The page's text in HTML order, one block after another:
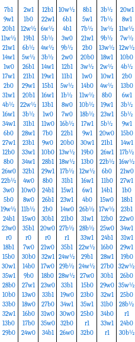
7b1
9w1
20b1
11w½
21w1
14w1
1w0
17w1
2b0
31w1
4b½
16w1
34w1
6b0
27w1
12b0
8b0
26w0
22b½
3w0
5b0
19w½
24b1
23w0
r0
18b1
15b0
30w1
35w1
28b0
10b0
33b0
32w1
13b0
29b0
2w1
1b0
12w½
19b1
6b½
5w½
26b1
21b1
29w1
20b1
22w½
3b½
31b1
28w1
23b1
33w1
34w1
32b1
4w0
10w0
8w0
11b½
15w0
35b1
r0
7w0
30b0
14b0
9b0
27w1
13w0
18w0
16b0
17b0
24w0
12b1
22w1
6w½
5b½
4w½
3b½
14w1
19w1
15b1
16w1
13b1
1w0
11w0
7b0
9w0
10b0
28b1
29w1
8b0
24b1
26b1
2b0
30b1
20w0
r0
21w0
32w1
17w0
18b0
23w0
33b1
27b0
31w0
35w0
34b1
10w½
6b1
4b1
3w0
9b½
2w0
12b1
11b1
5w½
1b½
8w0
7w0
16b½
22b1
20b0
13w½
18w½
17b½
31b1
15w1
23w1
14w0
21b0
27b½
r1
35b1
24w½
29b½
28w½
33b1
19w0
34w1
30w0
32b0
26w0
8b1
5w1
7b½
21w1
2b0
20b0
3w½
1w0
14b0
11w½
10b½
18b½
17w1
9w1
30w1
19b0
13b0
12w½
16w1
6w1
4b0
26b½
31w1
28b½
33w1
22w½
29b1
24w½
27w0
15b0
23b0
35w1
25b0
r1
32b0
3b½
7b½
1w½
9b½
13w½
18w1
2w½
10w1
4w½
8b0
19w1
23w1
5b½
20w0
21b1
26w1
22b½
6b0
11b0
14b1
15w0
17w½
12b0
25w0
24b1
16b0
28w1
27b0
30b1
29w0
32w1
31b0
34b0
33w1
r1
20w1
8w1
11w½
7w½
12w½
10b0
4b½
2b0
13b0
6w1
3b½
5b½
9w1
15b0
14w1
17b½
16w½
21w0
27w1
1b0
18b1
23b1
22w0
34w1
31w1
29w1
19b0
32w½
26b0
35w½
25b0
28b½
r1
24b0
30b½